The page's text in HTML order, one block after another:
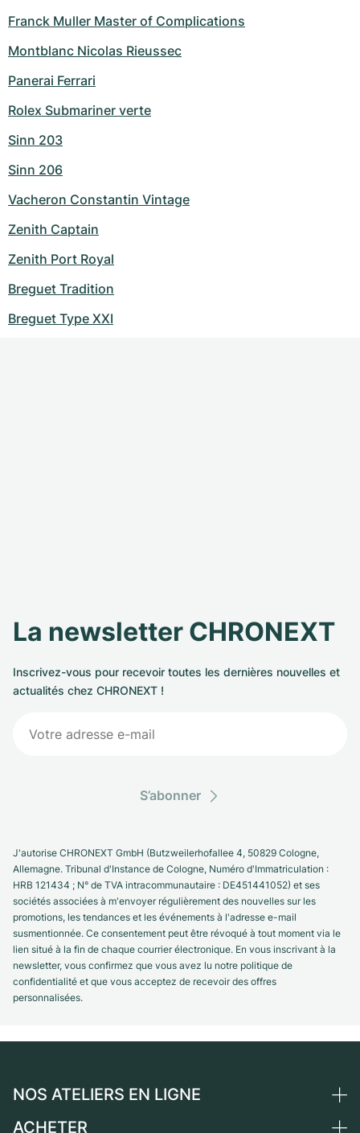
Franck Muller Master of Complications
Montblanc Nicolas Rieussec
Panerai Ferrari
Rolex Submariner verte
Sinn 203
Sinn 206
Vacheron Constantin Vintage
Zenith Captain
Zenith Port Royal
Breguet Tradition
Breguet Type XXI
La newsletter CHRONEXT
Inscrivez-vous pour recevoir toutes les dernières nouvelles et
actualités chez CHRONEXT !
S’abonner
J'autorise CHRONEXT GmbH (Butzweilerhofallee 4, 50829 Cologne,
Allemagne. Tribunal d'Instance de Cologne, Numéro d'Immatriculation :
HRB 121434 ; N° de TVA intracommunautaire : DE451441052) et ses
sociétés associées à m'envoyer régulièrement des nouvelles sur les
promotions, les tendances et les événements à l'adresse e-mail
susmentionnée. Ce consentement peut être révoqué à tout moment via le
lien situé à la fin de chaque courrier électronique. En vous inscrivant à la
newsletter, vous confirmez que vous avez lu notre politique de
confidentialité et que vous acceptez de recevoir des offres
personnalisées.
NOS ATELIERS EN LIGNE
Allemagne
ACHETER